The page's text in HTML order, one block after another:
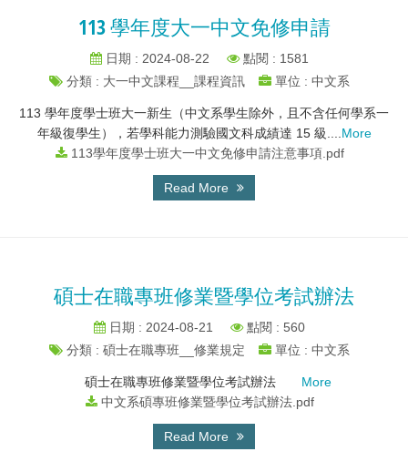
113 學年度大一中文免修申請
日期 : 2024-08-22
點閱 : 1581
分類 : 大一中文課程__課程資訊
單位 : 中文系
113 學年度學士班大一新生（中文系學生除外，且不含任何學系一
年級復學生），若學科能力測驗國文科成績達 15 級.... More
113學年度學士班大一中文免修申請注意事項.pdf
Read More
碩士在職專班修業暨學位考試辦法
日期 : 2024-08-21
點閱 : 560
分類 : 碩士在職專班__修業規定
單位 : 中文系
碩士在職專班修業暨學位考試辦法 More
中文系碩專班修業暨學位考試辦法.pdf
Read More